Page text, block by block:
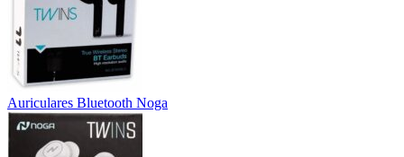
Auriculares Bluetooth Noga